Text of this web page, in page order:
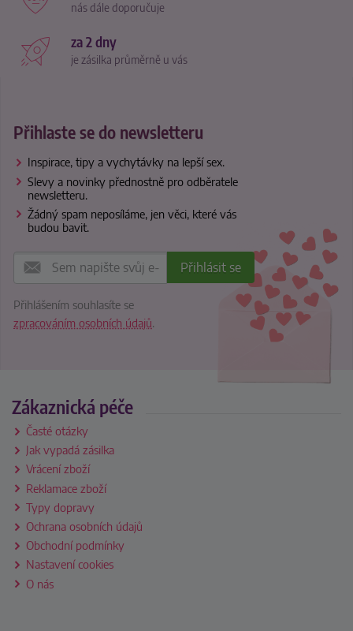
nás dále doporučuje
za 2 dny
je zásilka průměrně u vás
Přihlaste se do newsletteru
Inspirace, tipy a vychytávky na lepší sex.
Slevy a novinky přednostně pro odběratele
newsletteru.
Žádný spam neposíláme, jen věci, které vás
budou bavit.
Přihlášením souhlasíte se
zpracováním osobních údajů.
Zákaznická péče
Časté otázky
Jak vypadá zásilka
Vrácení zboží
Reklamace zboží
Typy dopravy
Ochrana osobních údajů
Obchodní podmínky
Nastavení cookies
O nás